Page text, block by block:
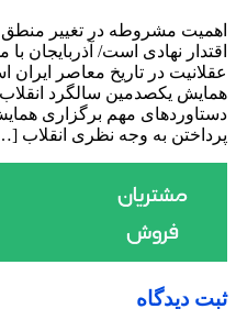
اهمیت مشروطه در تغییر منطق
اقتدار نهادی است/ آذربایجان
عقلانیت در تاریخ معاصر ایران
همایش یکصدمین سالگرد
دستاوردهای مهم برگزاری
پرداختن به وجه نظری انقلاب
ثبت دیدگاه